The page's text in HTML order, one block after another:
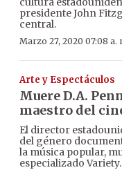
presidente John
central.
Marzo 27, 2020 07:08 a.
Arte y Espectáculos
Muere D.A.
maestro del
El director
del género
la música popular,
especializado Variety.